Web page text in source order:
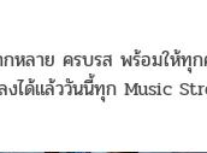
กหลาย ครบรส พร้อมให้ทุ
งได้แล้ววันนี้ทุก Music